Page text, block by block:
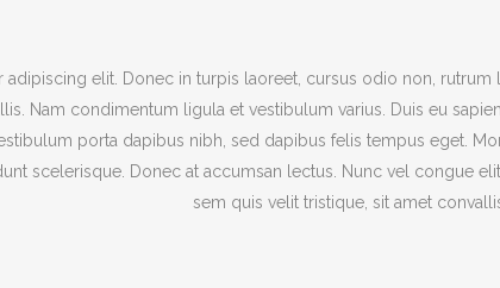
adipiscing elit. Donec in turpis laoreet, cursus odio non,
Nam condimentum ligula et vestibulum varius. Duis eu
porta dapibus nibh, sed dapibus felis tempus eget.
scelerisque. Donec at accumsan lectus. Nunc vel congue
sem quis velit tristique, sit amet